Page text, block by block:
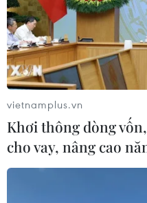
cầu thị, sẵn sàng lắng
để có sự điều chỉnh cho
vietnamplus.vn
Khơi thông dòng
cho vay, nâng cao